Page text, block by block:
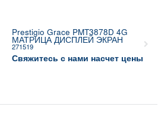
Prestigio Grace PMT3878D 4G
МАТРИЦА ДИСПЛЕЙ ЭКРАН
271519
Свяжитесь с нами насчет цены